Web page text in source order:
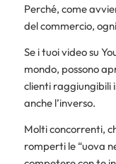
Perché, come
del commercio,
Se i tuoi video su
mondo, possono
clienti raggiungibili
anche l’inverso.
Molti concorrenti,
romperti le “uova